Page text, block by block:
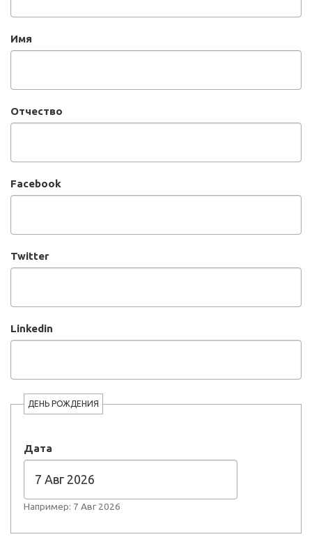
Имя
Отчество
Facebook
Twitter
Linkedin
ДЕНЬ РОЖДЕНИЯ
Дата
Например: 7 Авг 2026